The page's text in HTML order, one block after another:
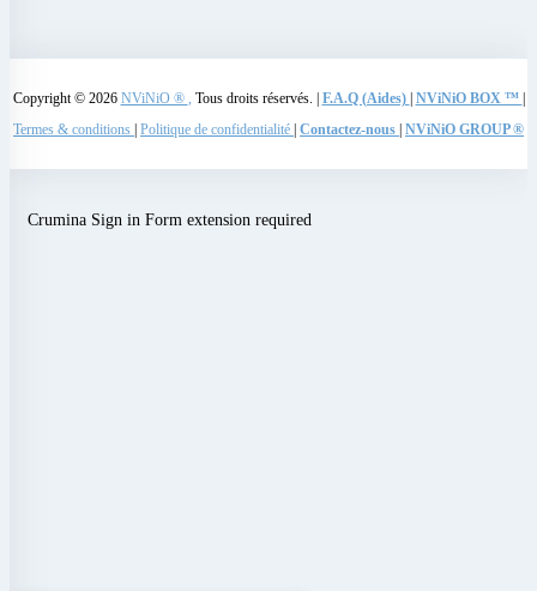
Copyright © 2026 NViNiO ® Tous droits réservés. | F.A.Q (Aides) | NViNiO BOX ™ |
Termes & conditions | Politique de confidentialité | Contactez-nous | NViNiO GROUP ®
Crumina Sign in Form extension required